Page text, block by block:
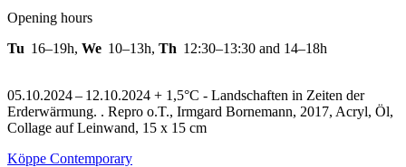
Opening hours
Tu 16–19h, We 10–13h, Th 12:30–13:30 and 14–18h
05.10.2024 – 12.10.2024 + 1,5°C - Landschaften in Zeiten der
Erderwärmung. . Repro o.T., Irmgard Bornemann, 2017, Acryl, Öl,
Collage auf Leinwand, 15 x 15 cm
Köppe Contemporary